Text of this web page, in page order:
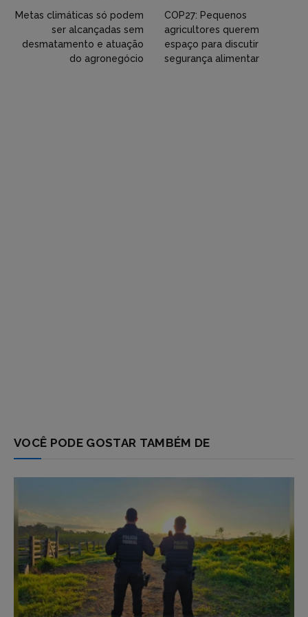
Twitter,
Flickr
etc)
Metas climáticas só podem
ser alcançadas sem
desmatamento e atuação
do agronegócio
COP27: Pequenos
agricultores querem
espaço para discutir
segurança alimentar
VOCÊ PODE GOSTAR TAMBÉM DE